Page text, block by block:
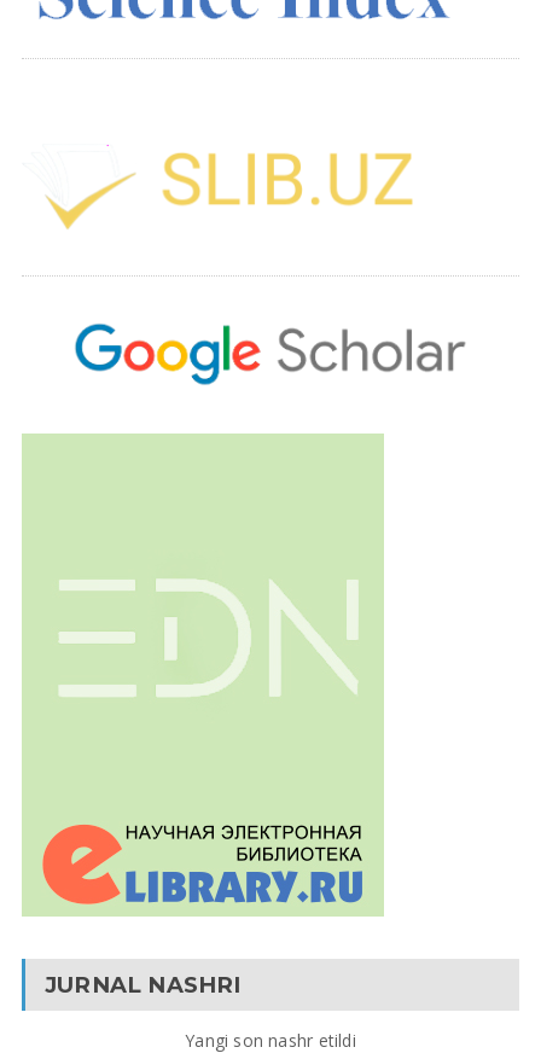
JURNAL NASHRI
Yangi son nashr etildi